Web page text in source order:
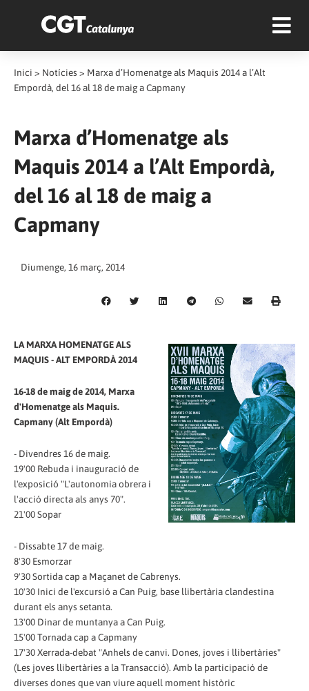
Inici > Notícies > Marxa d’Homenatge als Maquis 2014 a l’Alt
Empordà, del 16 al 18 de maig a Capmany
Marxa d’Homenatge als
Maquis 2014 a l’Alt Empordà,
del 16 al 18 de maig a
Capmany
Diumenge, 16 març, 2014
LA MARXA HOMENATGE ALS
MAQUIS - ALT EMPORDÀ 2014
16-18 de maig de 2014, Marxa
d'Homenatge als Maquis.
Capmany (Alt Empordà)
- Divendres 16 de maig.
19'00 Rebuda i inauguració de
l'exposició "L'autonomia obrera i
l'acció directa als anys 70".
21'00 Sopar
- Dissabte 17 de maig.
8'30 Esmorzar
9'30 Sortida cap a Maçanet de Cabrenys.
10'30 Inici de l'excursió a Can Puig, base llibertària clandestina
durant els anys setanta.
13'00 Dinar de muntanya a Can Puig.
15'00 Tornada cap a Capmany
17'30 Xerrada-debat "Anhels de canvi. Dones, joves i llibertàries"
(Les joves llibertàries a la Transacció). Amb la participació de
diverses dones que van viure aquell moment històric